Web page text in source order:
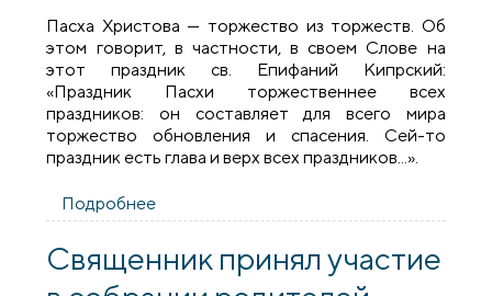
Пасха Христова — торжество из торжеств. Об
этом говорит, в частности, в своем Слове на
этот праздник св. Епифаний Кипрский:
«Праздник Пасхи торжественнее всех
праздников: он составляет для всего мира
торжество обновления и спасения. Сей-то
праздник есть глава и верх всех праздников...».
Подробнее
Пасхальный концерт
Священник принял участие